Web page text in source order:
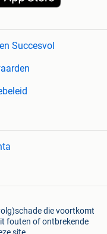
Succesvol
die voortkomt
fouten of ontbrekende